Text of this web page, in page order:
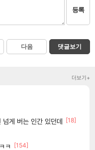
등록
다음 댓글보기
더보기+
게 버는 인간 있던데 [18]
ㅋ
[154]